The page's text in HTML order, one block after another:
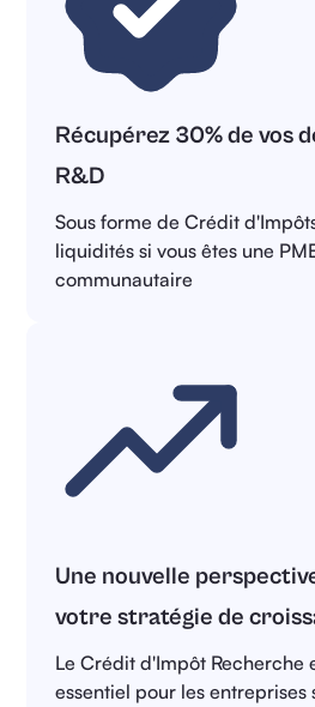
Récupérez 30% de vos
R&D
Sous forme de Crédit
liquidités si vous êtes une
communautaire
Une nouvelle
votre stratégie de
Le Crédit d'Impôt Recherche
essentiel pour les entreprises